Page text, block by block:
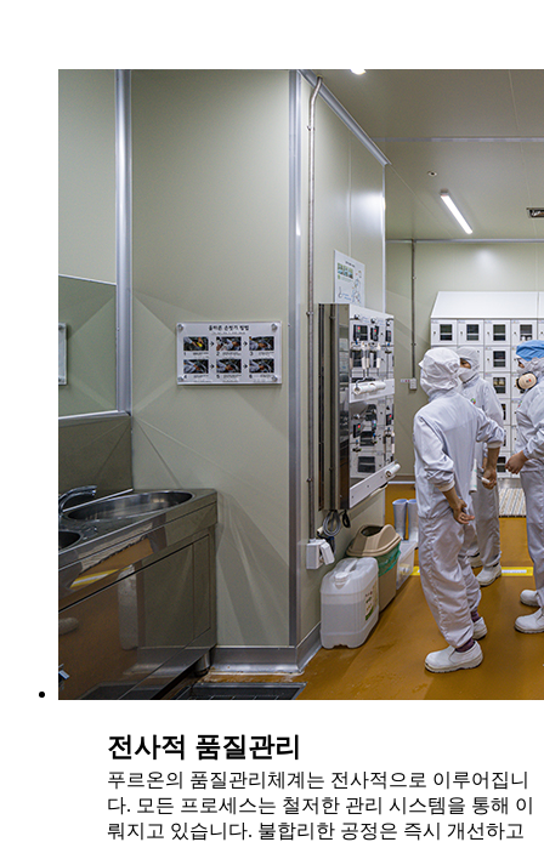
전사적 품질관리
푸르온의 품질관리체계는 전사적으로 이루어집니
다. 모든 프로세스는 철저한 관리 시스템을 통해 이
뤄지고 있습니다. 불합리한 공정은 즉시 개선하고